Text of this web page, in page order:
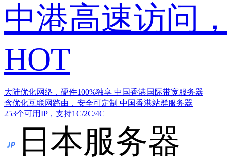
中港高速访问
HOT
大陆优化网络，硬件100%独享 中国香港国际带宽服务器
含优化互联网路由，安全可定制 中国香港站群服务器
253个可用IP，支持1C/2C/4C
日本服务器